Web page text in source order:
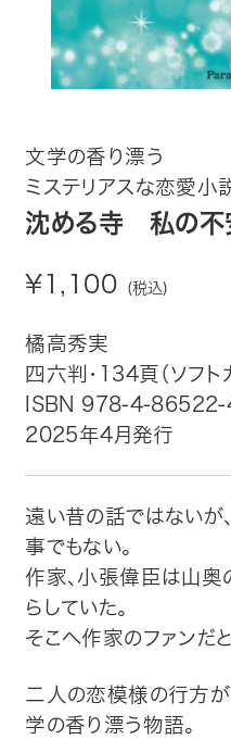
論文・学術書・参考
絵本・児童書
社会・思想・哲学
ご案内
トップ
自費出版したい方
メディア紹介
購入方法
画像・文章の使用に
文学の香り漂う
ミステリアスな恋愛小
沈める寺 私の不
¥1,100 (税込)
橘高秀実
四六判・134頁（ソフト
ISBN 978-4-
2025年4月発行
遠い昔の話ではないが
事でもない。
作家、小張偉臣は山奥
らしていた。
そこへ作家のファン
二人の恋模様の行方
学の香り漂う物語。